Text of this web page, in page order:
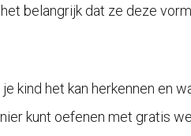
belangrijk dat ze deze
kind het kan herkennen en
kunt oefenen met gratis